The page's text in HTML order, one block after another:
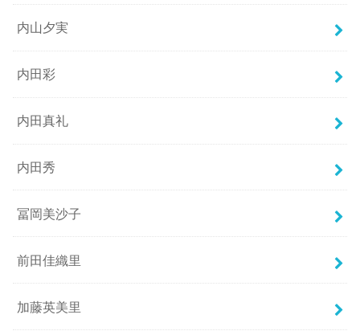
内山夕実
内田彩
内田真礼
内田秀
冨岡美沙子
前田佳織里
加藤英美里